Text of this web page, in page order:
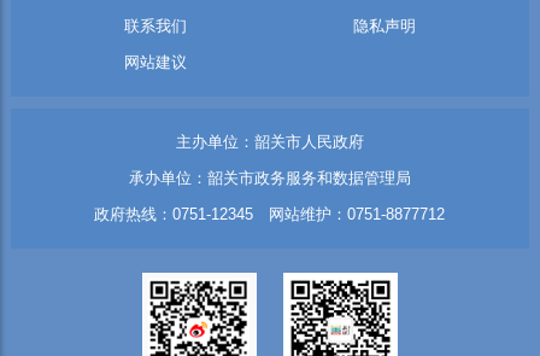
联系我们
隐私声明
网站建议
主办单位：韶关市人民政府
承办单位：韶关市政务服务和数据管理局
政府热线：0751-12345 网站维护：0751-8877712